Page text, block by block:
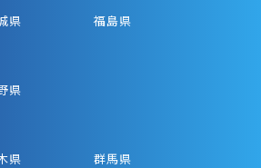
県 福島県
県
県
群馬県